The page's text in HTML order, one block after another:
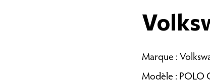
Marque :
Modèle : POLO